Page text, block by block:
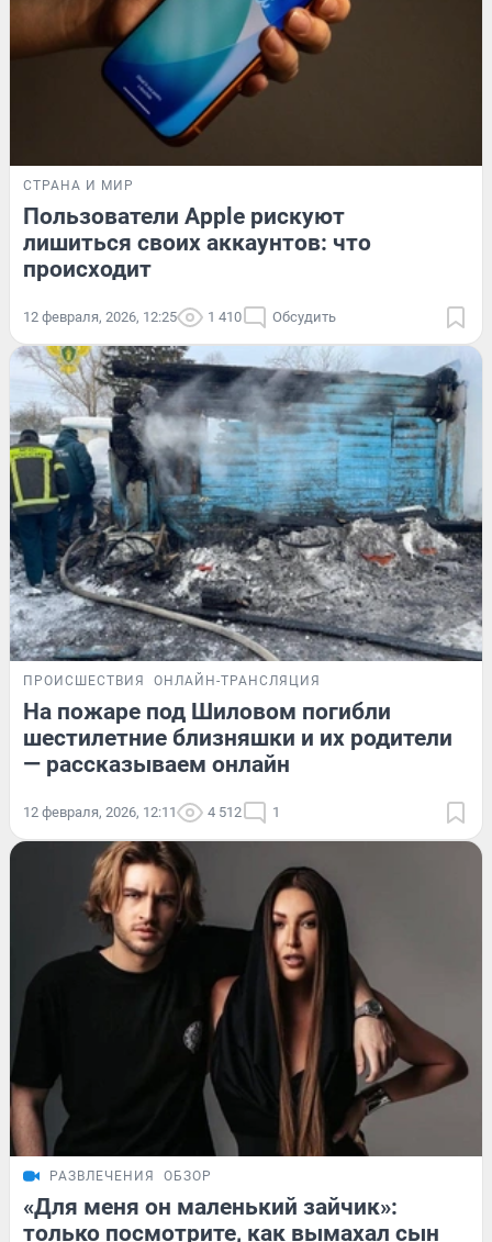
СТРАНА И МИР
Пользователи Apple рискуют
лишиться своих аккаунтов: что
происходит
12 февраля, 2026, 12:25 1 410 Обсудить
ПРОИСШЕСТВИЯ ОНЛАЙН-ТРАНСЛЯЦИЯ
На пожаре под Шиловом погибли
шестилетние близняшки и их родители
— рассказываем онлайн
12 февраля, 2026, 12:11 4 512 1
РАЗВЛЕЧЕНИЯ ОБЗОР
«Для меня он маленький зайчик»:
только посмотрите, как вымахал сын